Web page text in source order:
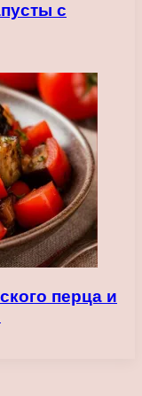
с
перца и